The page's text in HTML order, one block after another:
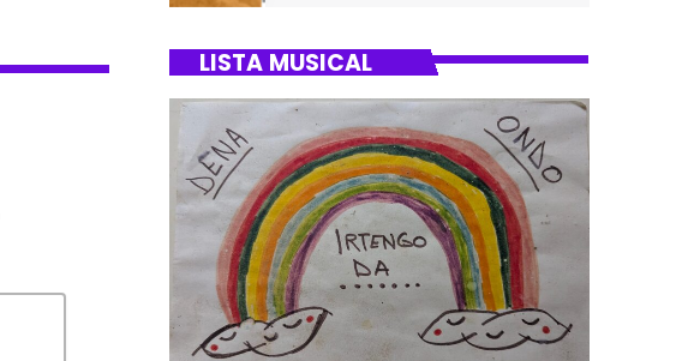
LISTA MUSICAL